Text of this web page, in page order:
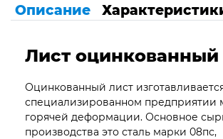
Описание
Лист оцинкованный
Оцинкованный лист
специализированном предприятии
горячей деформации. Основное
производства это сталь марки 08пс,